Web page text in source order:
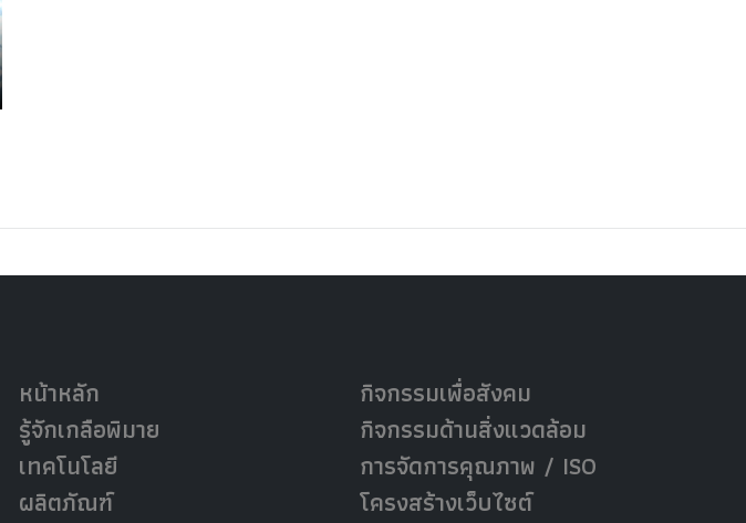
หน้าหลัก
รู้จักเกลือพิมาย
เทคโนโลยี
ผลิตภัณฑ์
กิจกรรมเพื่อสังคม
กิจกรรมด้านสิ่งแวดล้อม
การจัดการคุณภาพ / ISO
โครงสร้างเว็บไซต์